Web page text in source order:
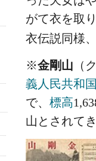
がて衣を取
衣伝説同様
※金剛山 （
義人民共和
で、 標高
山とされて